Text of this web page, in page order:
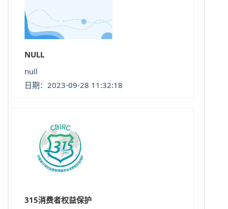
NULL
null
日期：2023-09-28 11:32:18
315消费者权益保护